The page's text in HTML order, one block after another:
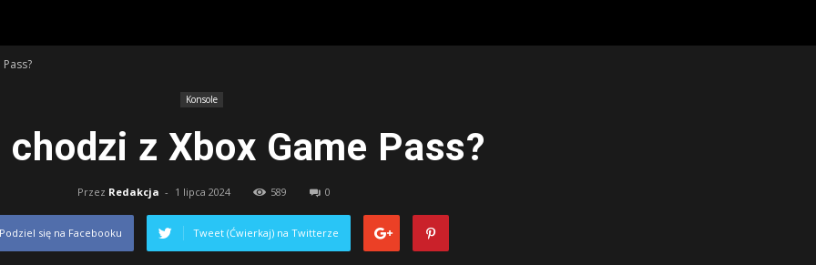
Konsole
chodzi z Xbox Game Pass?
Przez Redakcja - 1 lipca 2024 589 0
się na Facebooku Tweet (Ćwierkaj) na Twitterze